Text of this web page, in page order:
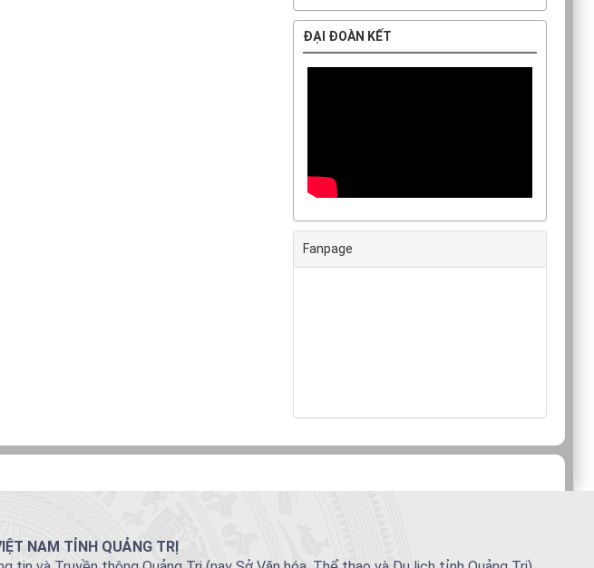
ĐẠI ĐOÀN KẾT
Fanpage
NAM TỈNH QUẢNG TRỊ